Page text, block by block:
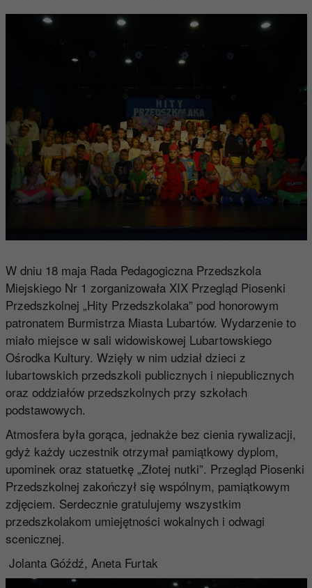
W dniu 18 maja Rada Pedagogiczna Przedszkola
Miejskiego Nr 1 zorganizowała XIX Przegląd Piosenki
Przedszkolnej „Hity Przedszkolaka” pod honorowym
patronatem Burmistrza Miasta Lubartów. Wydarzenie to
miało miejsce w sali widowiskowej Lubartowskiego
Ośrodka Kultury. Wzięły w nim udział dzieci z
lubartowskich przedszkoli publicznych i niepublicznych
oraz oddziałów przedszkolnych przy szkołach
podstawowych.
Atmosfera była gorąca, jednakże bez cienia rywalizacji,
gdyż każdy uczestnik otrzymał pamiątkowy dyplom,
upominek oraz statuetkę „Złotej nutki”. Przegląd Piosenki
Przedszkolnej zakończył się wspólnym, pamiątkowym
zdjęciem. Serdecznie gratulujemy wszystkim
przedszkolakom umiejętności wokalnych i odwagi
scenicznej.
Jolanta Góźdź, Aneta Furtak